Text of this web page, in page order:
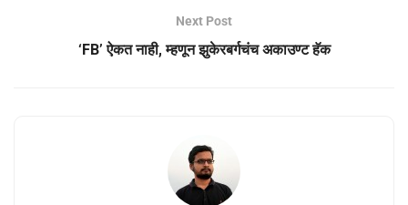
Next Post
‘FB’ ऐकत नाही, म्हणून झुकेरबर्गचंच अकाउण्ट हॅक